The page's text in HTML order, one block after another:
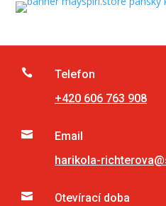

Telefon
+420 606 763 908

Email
harikola-

Otevírací doba